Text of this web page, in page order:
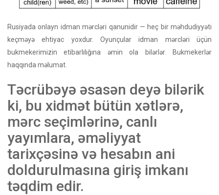
Rusiyada onlayn idman mərcləri qanunidir — heç bir məhdudiyyəti
keçməyə ehtiyac yoxdur. Oyunçular idman mərcləri üçün
bukmekerimizin etibarlılığına əmin ola bilərlər. Bukmekerlər
haqqında məlumat.
Təcrübəyə əsasən deyə bilərik
ki, bu xidmət bütün xətlərə,
mərc seçimlərinə, canlı
yayımlara, əməliyyat
tarixçəsinə və hesabın ani
doldurulmasına giriş imkanı
təqdim edir.